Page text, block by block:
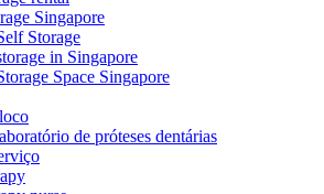
Singapore
Storage
in Singapore
Space Singapore
de próteses dentárias